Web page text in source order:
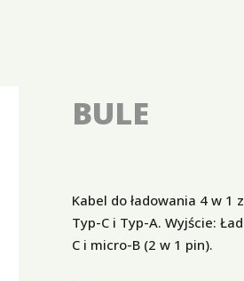
BULE
Kabel do ładowania 4 w
Typ-C i Typ-A. Wyjście:
C i micro-B (2 w 1 pin).